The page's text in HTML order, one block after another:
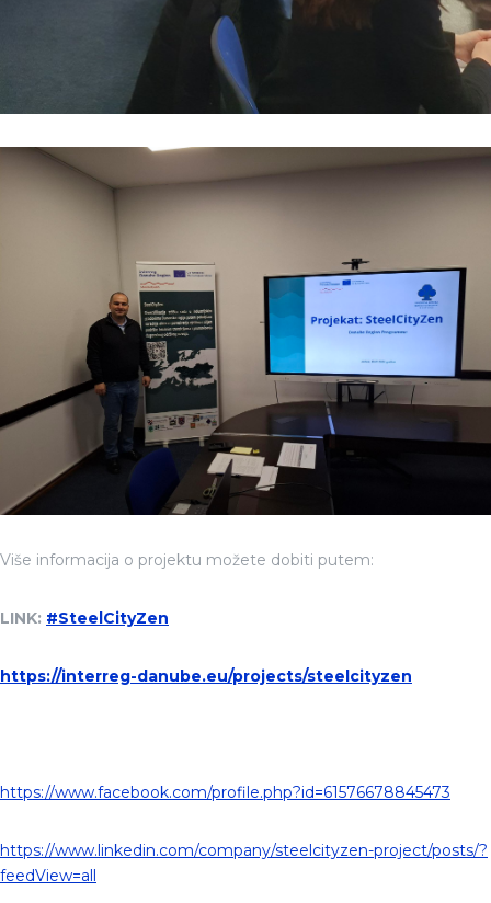
Više informacija o projektu možete dobiti putem:
LINK: #SteelCityZen
https://interreg-danube.eu/projects/steelcityzen
https://www.facebook.com/profile.php?id=61576678845473
https://www.linkedin.com/company/steelcityzen-project/posts/?
feedView=all